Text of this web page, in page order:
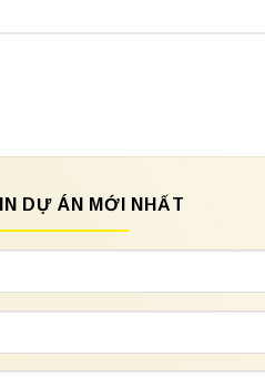
DỰ ÁN MỚI NHẤT